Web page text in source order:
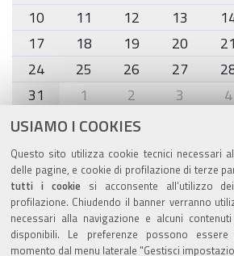
USIAMO I COOKIES
Questo sito utilizza cookie tecnici necessari
delle pagine, e cookie di profilazione di terze
tutti i cookiesi acconsente all’utilizzo
profilazione. Chiudendo il banner verranno
necessari alla navigazione e alcuni
disponibili. Le preferenze possono
momento dal menu laterale "Gestisci
10
11 12 13
17
18 19 20 21
24
25 26 27
31
1 2 3 4
Agenda eventi
torna alla sezione
Valuta